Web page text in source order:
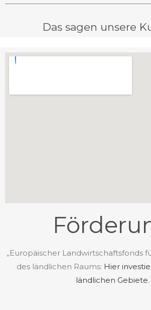
Das sagen unsere
„Europäischer Landwirtschaftsfonds
des ländlichen Raums: Hier
ländlichen Gebiete.